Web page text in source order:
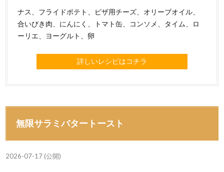
ナス、フライドポテト、ピザ用チーズ、オリーブオイル、
合いびき肉、にんにく、トマト缶、コンソメ、タイム、ロ
ーリエ、ヨーグルト、卵
詳しいレシピはコチラ
無限サラミバタートースト
2026-07-17 (公開)